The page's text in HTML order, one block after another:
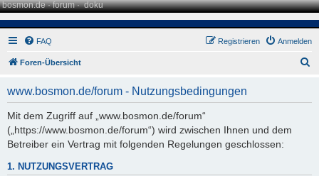
bosmon.de·forum·doku
FAQ Anmelden
Registrieren
Foren-Übersicht
www.bosmon.de/forum - Nutzungsbedingungen
Mit dem Zugriff auf „www.bosmon.de/forum“
(„https://www.bosmon.de/forum“) wird zwischen Ihnen und dem
Betreiber ein Vertrag mit folgenden Regelungen geschlossen:
1. NUTZUNGSVERTRAG